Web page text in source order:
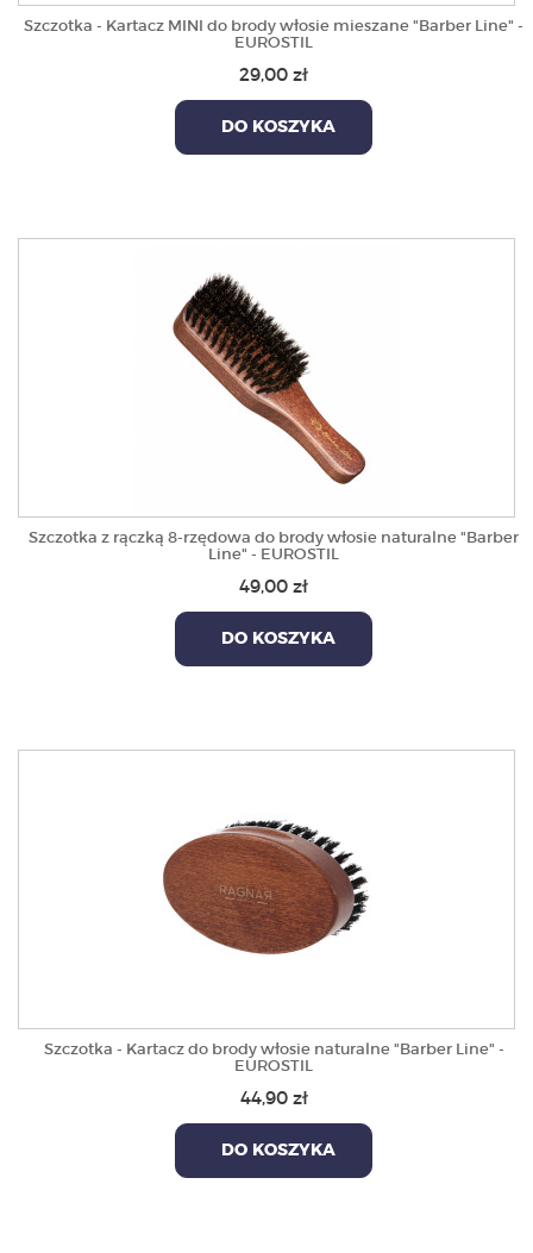
Szczotka - Kartacz MINI do brody włosie mieszane "Barber Line" -
EUROSTIL
29,00 zł
DO KOSZYKA
Szczotka z rączką 8-rzędowa do brody włosie naturalne "Barber
Line" - EUROSTIL
49,00 zł
DO KOSZYKA
Szczotka - Kartacz do brody włosie naturalne "Barber Line" -
EUROSTIL
44,90 zł
DO KOSZYKA